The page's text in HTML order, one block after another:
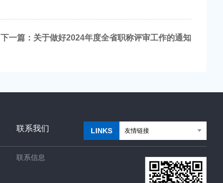
下一篇： 关于做好2024年度全省职称评审工作的通知
联系我们
联系信息
LINKS